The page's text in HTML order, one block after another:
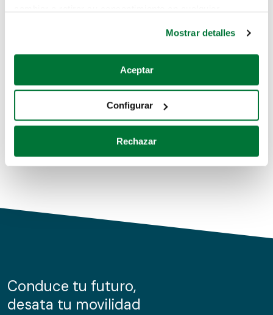
Si lo permite, también quisiéramos:
Recopilar información sobre su ubicación geográfica
Identificar su dispositivo analizándolo activamente
para buscar características específicas (huellas
Obtenga más información sobre cómo se procesan sus
de cookies.
información sobre el uso que haga del sitio web con
nuestros partners de redes sociales, publicidad y análisis
Mostrar detalles
Aceptar
Configurar
Rechazar
Coches de segunda mano
Coches de km0
Conduce tu futuro,
desata tu movilidad